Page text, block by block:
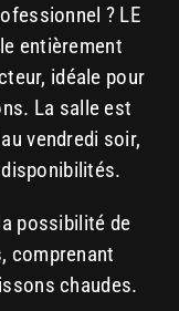
? LE
entièrement
idéale pour
La salle est
vendredi soir,
possibilité de
comprenant
chaudes.